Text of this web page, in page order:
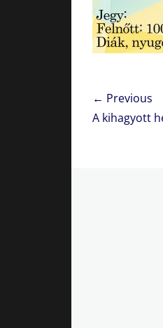
Bejegyzés
← Previous
Previous
A kihagyott